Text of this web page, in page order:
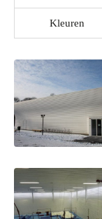
Kleuren